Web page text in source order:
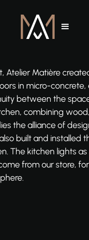
Atelier Matière
in micro-concrete,
between the
combining
the alliance of
built and installed
The kitchen lights
from our store,